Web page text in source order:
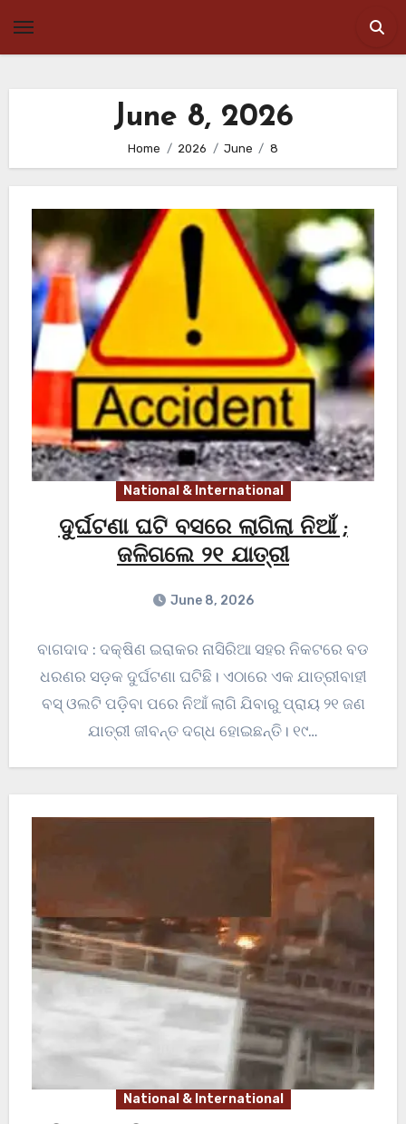
June 8, 2026
Home 2026 June 8
National & International
ଦୁର୍ଘଟଣା ଘଟି ବସରେ ଲାଗିଲା ନିଆଁ ;
ଜଳିଗଲେ ୨୧ ଯାତ୍ରୀ
June 8, 2026
ବାଗଦାଦ : ଦକ୍ଷିଣ ଇରାକର ନାସିରିଆ ସହର ନିକଟରେ ବଡ
ଧରଣର ସଡ଼କ ଦୁର୍ଘଟଣା ଘଟିଛି। ଏଠାରେ ଏକ ଯାତ୍ରୀବାହୀ
ବସ୍ ଓଲଟି ପଡ଼ିବା ପରେ ନିଆଁ ଲାଗି ଯିବାରୁ ପ୍ରାୟ ୨୧ ଜଣ
ଯାତ୍ରୀ ଜୀବନ୍ତ ଦଗ୍ଧ ହୋଇଛନ୍ତି। ୧୯…
National & International